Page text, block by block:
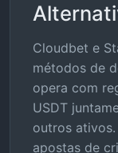
Cloudbet e
métodos de
opera com
USDT
outros
apostas de